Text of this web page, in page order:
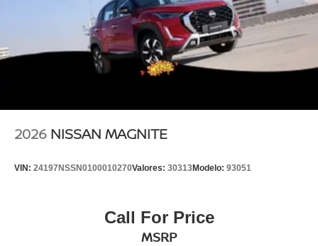
2026 NISSAN MAGNITE
VIN: 24197NSSN0100010270Valores: 30313Modelo: 93051
Call For Price
MSRP